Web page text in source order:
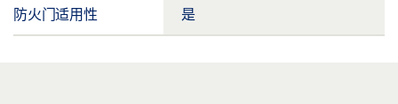
防火门适用性 是